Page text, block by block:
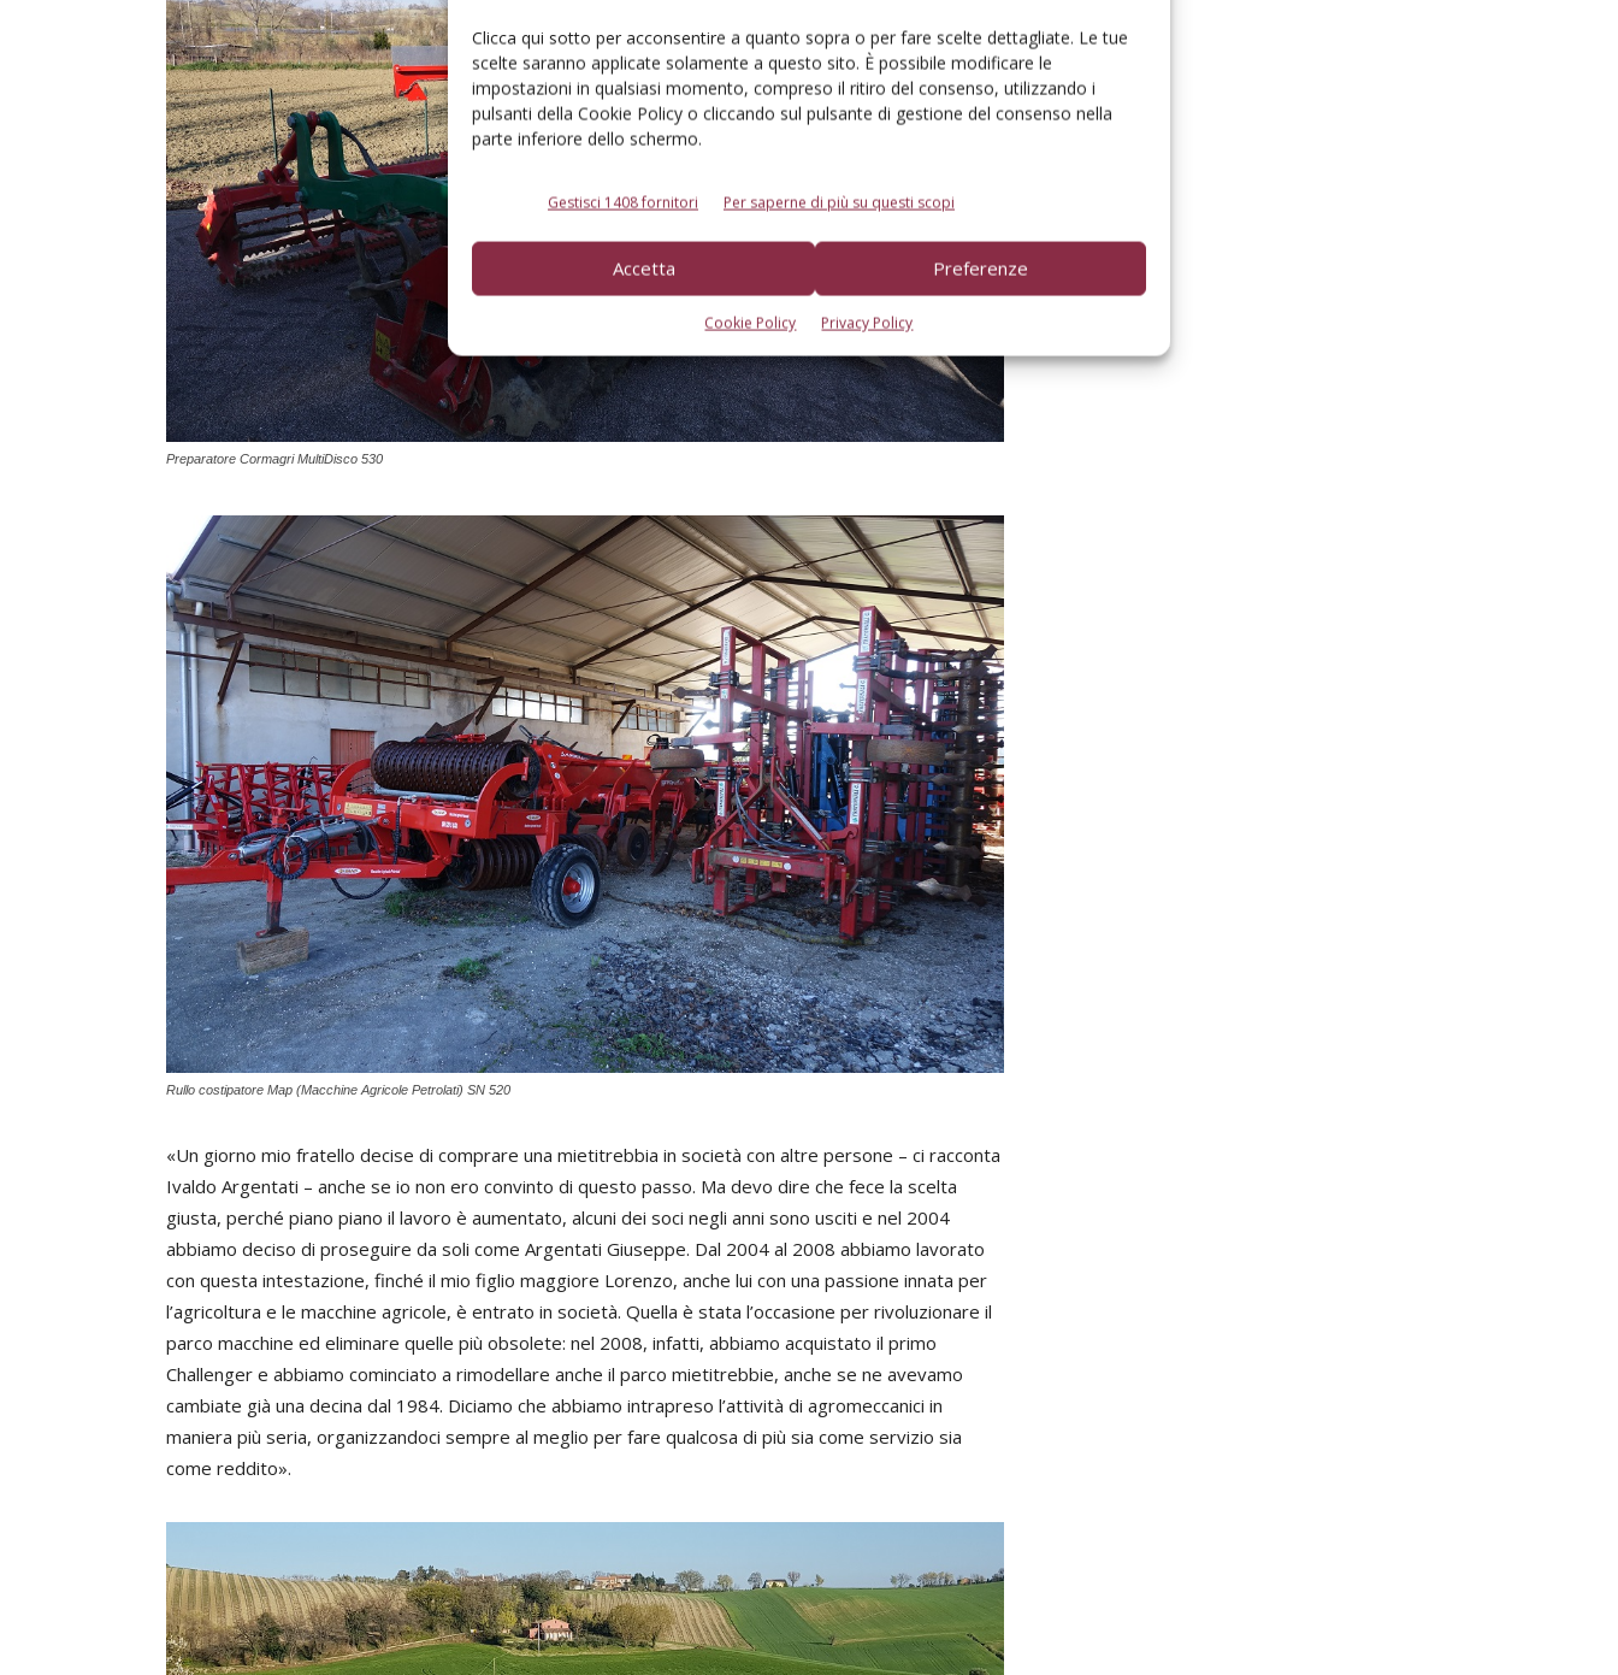
Clicca qui sotto per acconsentire a quanto sopra o per fare scelte dettagliate. Le tue
scelte saranno applicate solamente a questo sito. È possibile modificare le
impostazioni in qualsiasi momento, compreso il ritiro del consenso, utilizzando i
pulsanti della Cookie Policy o cliccando sul pulsante di gestione del consenso nella
parte inferiore dello schermo.
Gestisci 1408 fornitori Per saperne di più su questi scopi
Accetta Preferenze
Cookie Policy Privacy Policy
Preparatore Cormagri MultiDisco 530
Rullo costipatore Map (Macchine Agricole Petrolati) SN 520
«Un giorno mio fratello decise di comprare una mietitrebbia in società con altre persone – ci racconta
Ivaldo Argentati – anche se io non ero convinto di questo passo. Ma devo dire che fece la scelta
giusta, perché piano piano il lavoro è aumentato, alcuni dei soci negli anni sono usciti e nel 2004
abbiamo deciso di proseguire da soli come Argentati Giuseppe. Dal 2004 al 2008 abbiamo lavorato
con questa intestazione, finché il mio figlio maggiore Lorenzo, anche lui con una passione innata per
l’agricoltura e le macchine agricole, è entrato in società. Quella è stata l’occasione per rivoluzionare il
parco macchine ed eliminare quelle più obsolete: nel 2008, infatti, abbiamo acquistato il primo
Challenger e abbiamo cominciato a rimodellare anche il parco mietitrebbie, anche se ne avevamo
cambiate già una decina dal 1984. Diciamo che abbiamo intrapreso l’attività di agromeccanici in
maniera più seria, organizzandoci sempre al meglio per fare qualcosa di più sia come servizio sia
come reddito».